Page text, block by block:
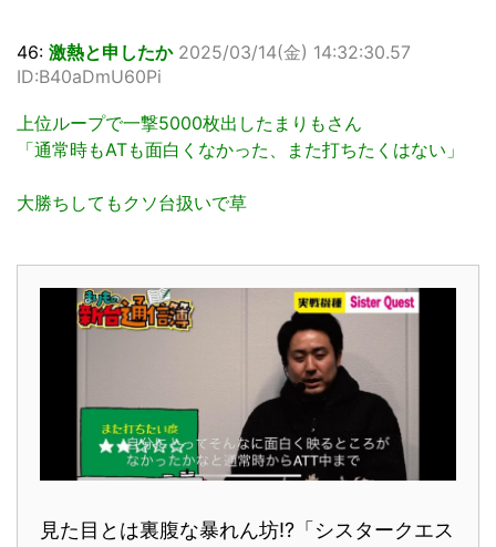
46: 激熱と申したか 2025/03/14(金) 14:32:30.57
ID:B40aDmU60Pi
上位ループで一撃5000枚出したまりもさん
「通常時もATも面白くなかった、また打ちたくはない」
大勝ちしてもクソ台扱いで草
見た目とは裏腹な暴れん坊!?「シスタークエス